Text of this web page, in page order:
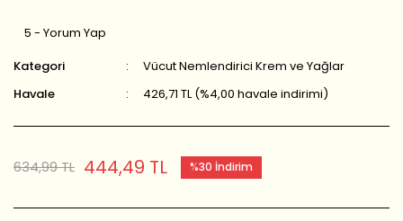
5 - Yorum Yap
Kategori
Vücut Nemlendirici Krem ve Yağlar
Havale
426,71 TL (%4,00 havale indirimi)
634,99 TL 444,49 TL %30 İndirim